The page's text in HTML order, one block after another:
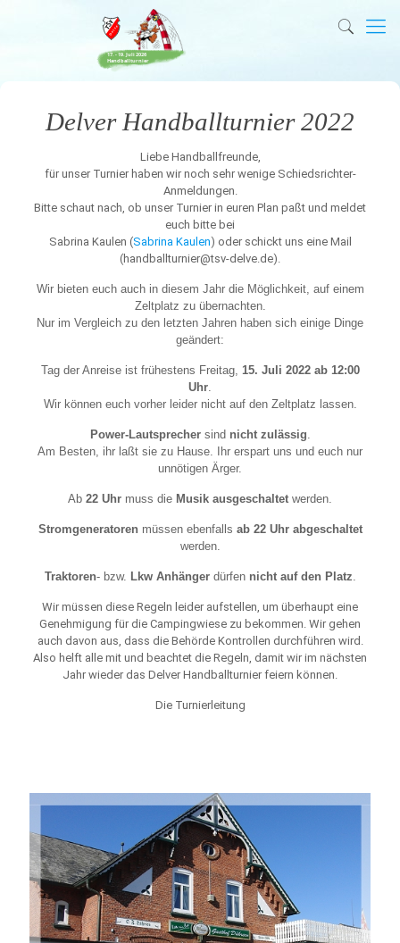
Delver Handballturnier 2022
Liebe Handballfreunde,
für unser Turnier haben wir noch sehr wenige Schiedsrichter-
Anmeldungen.
Bitte schaut nach, ob unser Turnier in euren Plan paßt und meldet
euch bitte bei
Sabrina Kaulen (Sabrina Kaulen) oder schickt uns eine Mail
(handballturnier@tsv-delve.de).
Wir bieten euch auch in diesem Jahr die Möglichkeit, auf einem
Zeltplatz zu übernachten.
Nur im Vergleich zu den letzten Jahren haben sich einige Dinge
geändert:
Tag der Anreise ist frühestens Freitag, 15. Juli 2022 ab 12:00
Uhr.
Wir können euch vorher leider nicht auf den Zeltplatz lassen.
Power-Lautsprechersind nicht zulässig.
Am Besten, ihr laßt sie zu Hause. Ihr erspart uns und euch nur
unnötigen Ärger.
Ab 22 Uhr muss die Musik ausgeschaltet werden.
Stromgeneratoren müssen ebenfalls ab 22 Uhr abgeschaltet
werden.
Traktoren- bzw. Lkw Anhängerdürfen nicht auf den Platz.
Wir müssen diese Regeln leider aufstellen, um überhaupt eine
Genehmigung für die Campingwiese zu bekommen. Wir gehen
auch davon aus, dass die Behörde Kontrollen durchführen wird.
Also helft alle mit und beachtet die Regeln, damit wir im nächsten
Jahr wieder das Delver Handballturnier feiern können.
Die Turnierleitung